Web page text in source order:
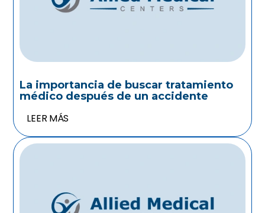
La importancia de buscar tratamiento
médico después de un accidente
LEER MÁS